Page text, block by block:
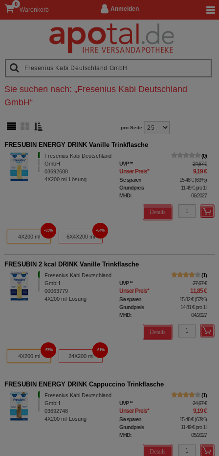
Anmelden
Warenkorb
0
Sie suchen nach: „Fresenius Kabi Deutschland
GmbH“
pro Seite
FRESUBIN ENERGY DRINK Vanille Trinkflasche
Fresenius Kabi Deutschland
GmbH
03692688
4X200 ml Lösung
0
UVP** 24,67 €
Unser Preis* 9,19 €
Sie sparen 15,48 €(63%)
Grundpreis
11,49 €pro 1 l
MHD:
06/2027
Details
4X200 ml
63%
6X4X200 ml
64%
FRESUBIN 2 kcal DRINK Vanille Trinkflasche
Fresenius Kabi Deutschland
GmbH
00063779
4X200 ml Lösung
1
UVP** 27,67 €
Unser Preis* 11,85 €
Sie sparen 15,82 €(57%)
Grundpreis
14,81 €pro 1 l
MHD:
04/2027
Details
4X200 ml
57%
24X200 ml
61%
FRESUBIN ENERGY DRINK Cappuccino Trinkflasche
Fresenius Kabi Deutschland
GmbH
03692748
4X200 ml Lösung
1
UVP** 24,67 €
Unser Preis* 9,19 €
Sie sparen 15,48 €(63%)
Grundpreis
11,49 €pro 1 l
MHD:
05/2027
Details